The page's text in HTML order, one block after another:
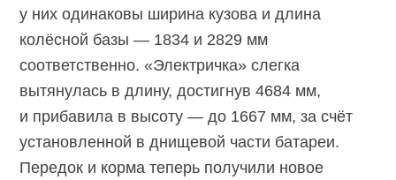
у них одинаковы ширина кузова и длина
колёсной базы — 1834 и 2829 мм
соответственно. «Электричка» слегка
вытянулась в длину, достигнув 4684 мм,
и прибавила в высоту — до 1667 мм, за счёт
установленной в днищевой части батареи.
Передок и корма теперь получили новое